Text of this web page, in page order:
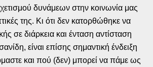
δυνάμεων στην κοινωνία μας
της. Κι ότι δεν κατορθώθηκε να
σε διάρκεια και ένταση αντίσταση
είναι επίσης σημαντική ένδειξη
και πού (δεν) μπορεί να πάμε ως